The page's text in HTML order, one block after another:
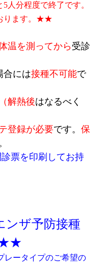
人分程度で終了です。
ります。★★
温を測ってから受診
合には接種不可能で
はなるべく
登録が必要です。 保
印刷してお持
ザ予防接種
★★
ータイプのご希望の